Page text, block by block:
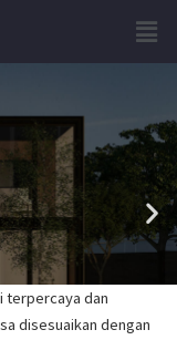
terpercaya dan
disesuaikan dengan